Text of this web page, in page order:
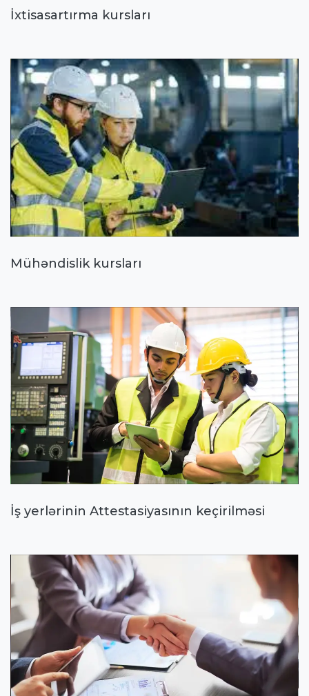
İxtisasartırma kursları
Mühəndislik kursları
İş yerlərinin Attestasiyasının keçirilməsi